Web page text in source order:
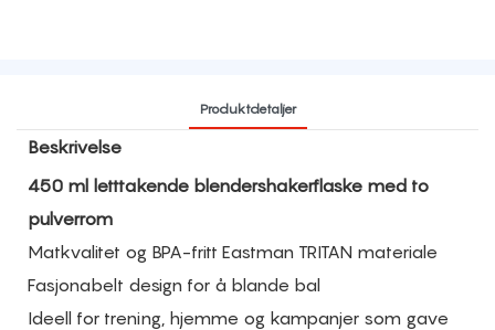
Produktdetaljer
Beskrivelse
450 ml letttakende blendershakerflaske med to
pulverrom
Matkvalitet og BPA-fritt Eastman TRITAN materiale
Fasjonabelt design for å blande bal
Ideell for trening, hjemme og kampanjer som gave